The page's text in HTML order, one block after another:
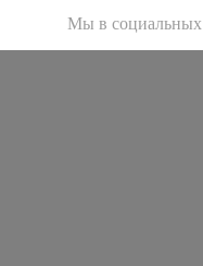
Мы в социальных